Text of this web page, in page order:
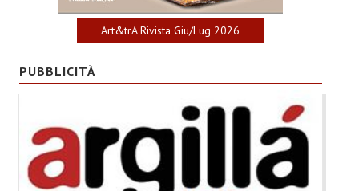
Art&trA Rivista Giu/Lug 2026
PUBBLICITÀ